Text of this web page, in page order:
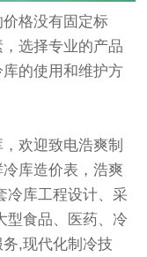
格没有固定标
选择专业的产品
的使用和维护方
，欢迎致电浩爽制
库造价表，浩爽
冷库工程设计、采
型食品、医药、冷
,现代化制冷技